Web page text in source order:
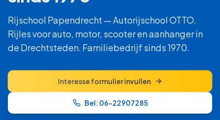
Rijschool Papendrecht — Autorijschool OTTO.
Rijles voor auto, motor, scooter en aanhanger in
de Drechtsteden. Familiebedrijf sinds 1970.
Interesse formulier invullen
Bel: 06-22907285